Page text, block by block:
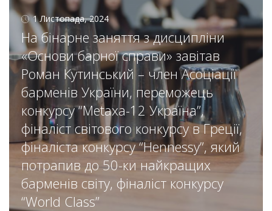
1 Листопада, 2024
На бінарне заняття з дисципліни
«Основи барної справи» завітав
Роман Кутинський – член Асоціації
барменів України, переможець
конкурсу “Metaxa-12 Україна”,
фіналіст світового конкурсу в Греції,
фіналіста конкурсу “Hennessy”, який
потрапив до 50-ки найкращих
барменів світу, фіналіст конкурсу
“World Class”